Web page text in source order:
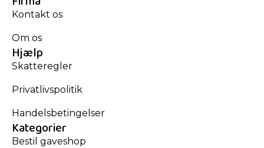
Kontakt os
Om os
Hjælp
Skatteregler
Privatlivspolitik
Handelsbetingelser
Kategorier
Bestil gaveshop